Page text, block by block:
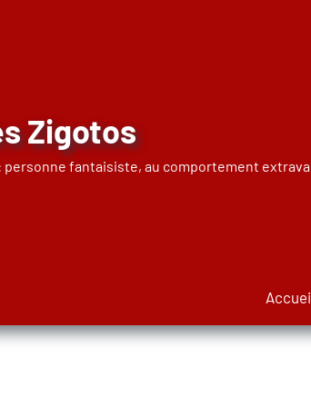
Zigotos
personne fantaisiste, au comportement